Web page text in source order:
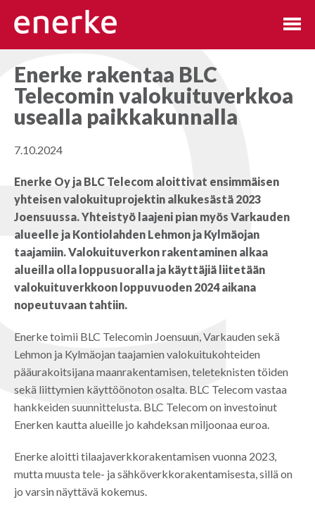
sisältöön
Enerke rakentaa BLC
Telecomin valokuituverkkoa
usealla paikkakunnalla
7.10.2024
Enerke Oy ja BLC Telecom aloittivat ensimmäisen
yhteisen valokuituprojektin alkukesästä 2023
Joensuussa. Yhteistyö laajeni pian myös Varkauden
alueelle ja Kontiolahden Lehmon ja Kylmäojan
taajamiin. Valokuituverkon rakentaminen alkaa
alueilla olla loppusuoralla ja käyttäjiä liitetään
valokuituverkkoon loppuvuoden 2024 aikana
nopeutuvaan tahtiin.
Enerke toimii BLC Telecomin Joensuun, Varkauden sekä
Lehmon ja Kylmäojan taajamien valokuitukohteiden
pääurakoitsijana maanrakentamisen, teleteknisten töiden
sekä liittymien käyttöönoton osalta. BLC Telecom vastaa
hankkeiden suunnittelusta. BLC Telecom on investoinut
Enerken kautta alueille jo kahdeksan miljoonaa euroa.
Enerke aloitti tilaajaverkkorakentamisen vuonna 2023,
mutta muusta tele- ja sähköverkkorakentamisesta, sillä on
jo varsin näyttävä kokemus.